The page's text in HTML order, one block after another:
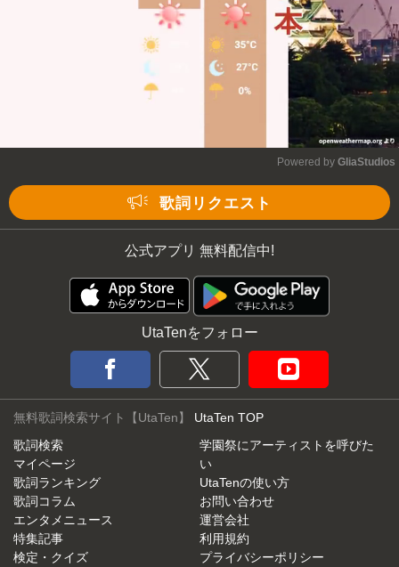
Powered by GliaStudios
歌詞リクエスト
公式アプリ 無料配信中!
UtaTenをフォロー
無料歌詞検索サイト【UtaTen】 UtaTen TOP
歌詞検索
マイページ
歌詞ランキング
歌詞コラム
エンタメニュース
特集記事
検定・クイズ
学園祭にアーティストを呼びた
い
UtaTenの使い方
お問い合わせ
運営会社
利用規約
プライバシーポリシー